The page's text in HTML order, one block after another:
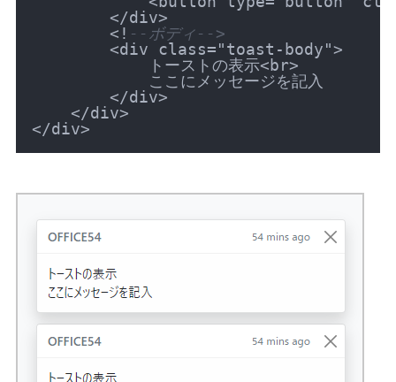
</div>
< ! --ボディ-->
<div class="toast-body">
            トーストの表示
<br>
            ここにメッセージを記入
</div>
</div>
</div>